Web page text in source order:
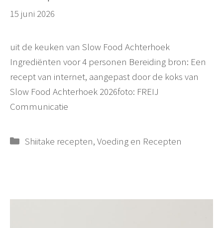
15 juni 2026
uit de keuken van Slow Food Achterhoek
Ingrediënten voor 4 personen Bereiding bron: Een
recept van internet, aangepast door de koks van
Slow Food Achterhoek 2026foto: FREIJ
Communicatie
Categorieën
Shiitake recepten,Voeding en Recepten